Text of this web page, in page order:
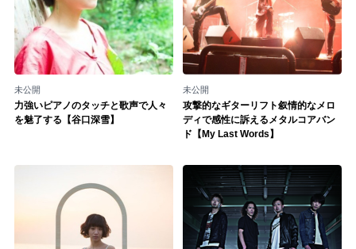
未公開
力強いピアノのタッチと歌声で人々
を魅了する【谷口深雪】
未公開
攻撃的なギターリフト叙情的なメロ
ディで感性に訴えるメタルコアバン
ド【My Last Words】